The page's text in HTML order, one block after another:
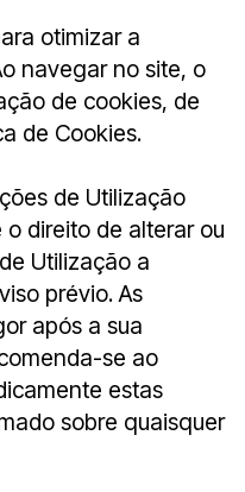
otimizar a
navegar no site, o
de cookies, de
de Cookies.
de Utilização
direito de alterar ou
Utilização a
prévio. As
após a sua
se ao
estas
sobre quaisquer